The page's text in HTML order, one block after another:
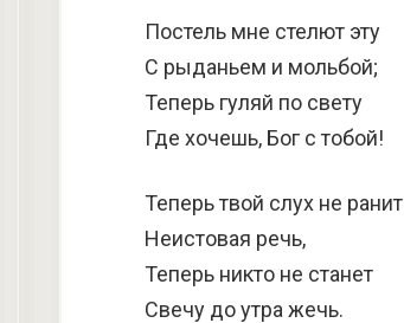
Постель мне стелют эту
С рыданьем и мольбой;
Теперь гуляй по свету
Где хочешь, Бог с тобой!
Теперь твой слух не ранит
Неистовая речь,
Теперь никто не станет
Свечу до утра жечь.